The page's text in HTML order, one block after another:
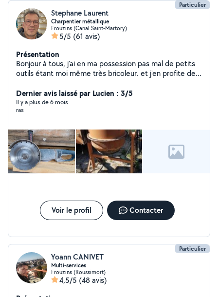
Particulier
Stephane Laurent
Charpentier métallique
Frouzins (Canal Saint-Martory)
5/5 (61 avis)
Présentation
Bonjour à tous, j'ai en ma possession pas mal de petits
outils étant moi même très bricoleur. et j'en profite de
perceuse, perforateur, visseuse , bétonnière électrique
Dernier avis laissé par Lucien : 3/5
Il y a plus de 6 mois
ras
Voir le profil Contacter
Particulier
Yoann CANIVET
Multi-services
Frouzins (Roussimort)
4,5/5 (48 avis)